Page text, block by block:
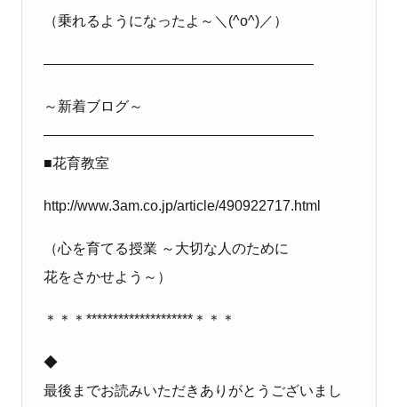
（乗れるようになったよ～＼ (^o^) ／）
―――――――――――――――――――
～新着ブログ～
―――――――――――――――――――
■花育教室
http://www.3am.co.jp/article/490922717.html
（心を育てる授業 ～大切な人のために
花をさかせよう～）
＊＊＊ ******************** ＊＊＊
◆
最後までお読みいただきありがとうございまし